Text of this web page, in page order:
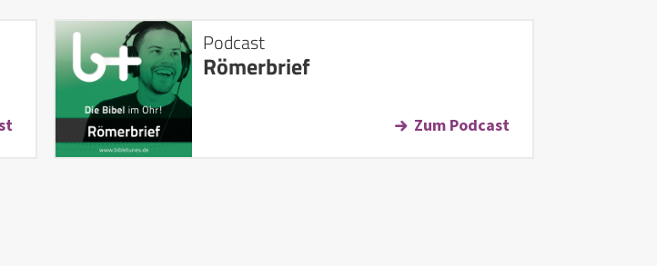
Podcast
Römerbrief
Zum Podcast